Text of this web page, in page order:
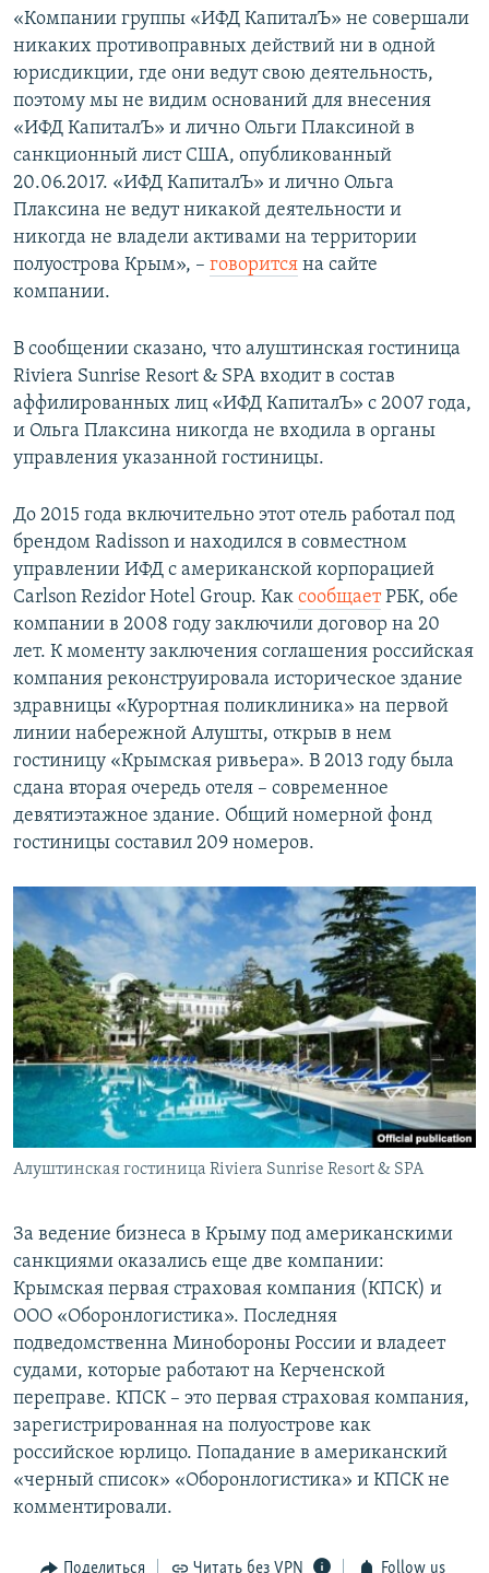
«Компании группы «ИФД КапиталЪ» не совершали
никаких противоправных действий ни в одной
юрисдикции, где они ведут свою деятельность,
поэтому мы не видим оснований для внесения
«ИФД КапиталЪ» и лично Ольги Плаксиной в
санкционный лист США, опубликованный
20.06.2017. «ИФД КапиталЪ» и лично Ольга
Плаксина не ведут никакой деятельности и
никогда не владели активами на территории
полуострова Крым», – говорится на сайте
компании.
В сообщении сказано, что алуштинская гостиница
Riviera Sunrise Resort & SPA входит в состав
аффилированных лиц «ИФД КапиталЪ» с 2007 года,
и Ольга Плаксина никогда не входила в органы
управления указанной гостиницы.
До 2015 года включительно этот отель работал под
брендом Radisson и находился в совместном
управлении ИФД с американской корпорацией
Carlson Rezidor Hotel Group. Как сообщаетРБК, обе
компании в 2008 году заключили договор на 20
лет. К моменту заключения соглашения российская
компания реконструировала историческое здание
здравницы «Курортная поликлиника» на первой
линии набережной Алушты, открыв в нем
гостиницу «Крымская ривьера». В 2013 году была
сдана вторая очередь отеля – современное
девятиэтажное здание. Общий номерной фонд
гостиницы составил 209 номеров.
Алуштинская гостиница Riviera Sunrise Resort & SPA
За ведение бизнеса в Крыму под американскими
санкциями оказались еще две компании:
Крымская первая страховая компания (КПСК) и
ООО «Оборонлогистика». Последняя
подведомственна Минобороны России и владеет
судами, которые работают на Керченской
переправе. КПСК – это первая страховая компания,
зарегистрированная на полуострове как
российское юрлицо. Попадание в американский
«черный список» «Оборонлогистика» и КПСК не
комментировали.
Поделиться Читать без VPN Follow us